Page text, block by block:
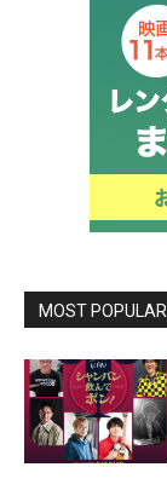
MOST POPULAR